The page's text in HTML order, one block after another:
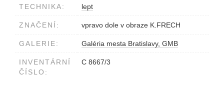
TECHNIKA: lept
ZNAČENÍ: vpravo dole v obraze K.FRECH
GALERIE: Galéria mesta Bratislavy, GMB
INVENTÁRNÍ
ČÍSLO:
C 8667/3